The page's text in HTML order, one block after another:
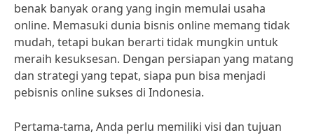
benak banyak orang yang ingin memulai usaha
online. Memasuki dunia bisnis online memang tidak
mudah, tetapi bukan berarti tidak mungkin untuk
meraih kesuksesan. Dengan persiapan yang matang
dan strategi yang tepat, siapa pun bisa menjadi
pebisnis online sukses di Indonesia.
Pertama-tama, Anda perlu memiliki visi dan tujuan